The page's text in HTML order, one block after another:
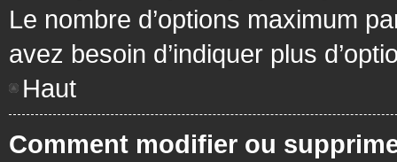
Le nombre d’options maximum
avez besoin d’indiquer plus
Haut
Comment modifier ou